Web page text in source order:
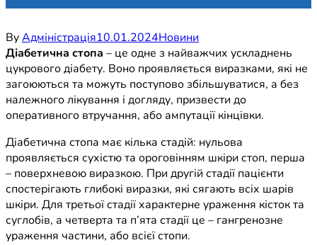
ByАдміністрація10.01.2024Новини
Діабетична стопа – це одне з найважчих ускладнень
цукрового діабету. Воно проявляється виразками, які не
загоюються та можуть поступово збільшуватися, а без
належного лікування і догляду, призвести до
оперативного втручання, або ампутації кінцівки.
Діабетична стопа має кілька стадій: нульова
проявляється сухістю та ороговінням шкіри стоп, перша
– поверхневою виразкою. При другій стадії пацієнти
спостерігають глибокі виразки, які сягають всіх шарів
шкіри. Для третьої стадії характерне ураження кісток та
суглобів, а четверта та п’ята стадії це – гангренозне
ураження частини, або всієї стопи.